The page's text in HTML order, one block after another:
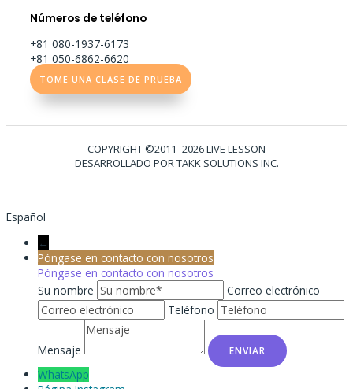
Números de teléfono
+81 080-1937-6173
+81 050-6862-6620
TOME UNA CLASE DE PRUEBA
COPYRIGHT ©2011- 2026 LIVE LESSON
DESARROLLADO POR TAKK SOLUTIONS INC.
Español
←
Póngase en contacto con nosotros
Póngase en contacto con nosotros
Su nombre
Correo electrónico
Teléfono
Mensaje
WhatsApp